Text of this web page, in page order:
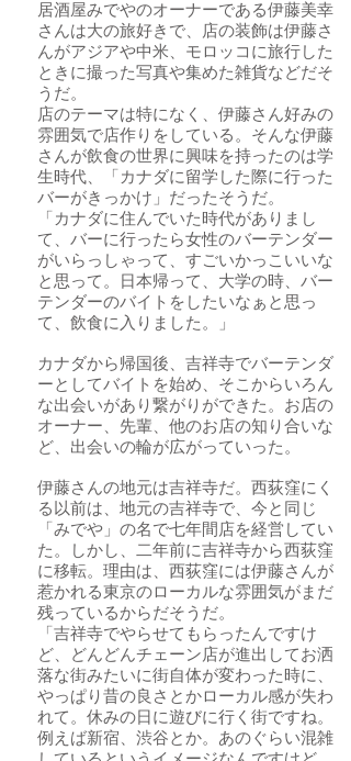
居酒屋みでやのオーナーである伊藤美幸
さんは大の旅好きで、店の装飾は伊藤さ
んがアジアや中米、モロッコに旅行した
ときに撮った写真や集めた雑貨などだそ
うだ。
店のテーマは特になく、伊藤さん好みの
雰囲気で店作りをしている。そんな伊藤
さんが飲食の世界に興味を持ったのは学
生時代、「カナダに留学した際に行った
バーがきっかけ」だったそうだ。
「カナダに住んでいた時代がありまし
て、バーに行ったら女性のバーテンダー
がいらっしゃって、すごいかっこいいな
と思って。日本帰って、大学の時、バー
テンダーのバイトをしたいなぁと思っ
て、飲食に入りました。」
カナダから帰国後、吉祥寺でバーテンダ
ーとしてバイトを始め、そこからいろん
な出会いがあり繋がりができた。お店の
オーナー、先輩、他のお店の知り合いな
ど、出会いの輪が広がっていった。
伊藤さんの地元は吉祥寺だ。西荻窪にく
る以前は、地元の吉祥寺で、今と同じ
「みでや」の名で七年間店を経営してい
た。しかし、二年前に吉祥寺から西荻窪
に移転。理由は、西荻窪には伊藤さんが
惹かれる東京のローカルな雰囲気がまだ
残っているからだそうだ。
「吉祥寺でやらせてもらったんですけ
ど、どんどんチェーン店が進出してお洒
落な街みたいに街自体が変わった時に、
やっぱり昔の良さとかローカル感が失わ
れて。休みの日に遊びに行く街ですね。
例えば新宿、渋谷とか。あのぐらい混雑